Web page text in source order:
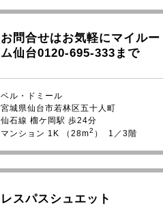
お問合せはお気軽にマイルー
ム仙台0120-695-333まで
ベル・ドミール
宮城県仙台市若林区五十人町
仙石線 榴ケ岡駅 歩24分
マンション 1K （28m2 ） 1／3階
レスパスシュエット